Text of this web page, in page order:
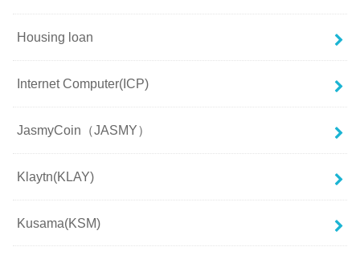
Housing loan
Internet Computer(ICP)
JasmyCoin（JASMY）
Klaytn(KLAY)
Kusama(KSM)